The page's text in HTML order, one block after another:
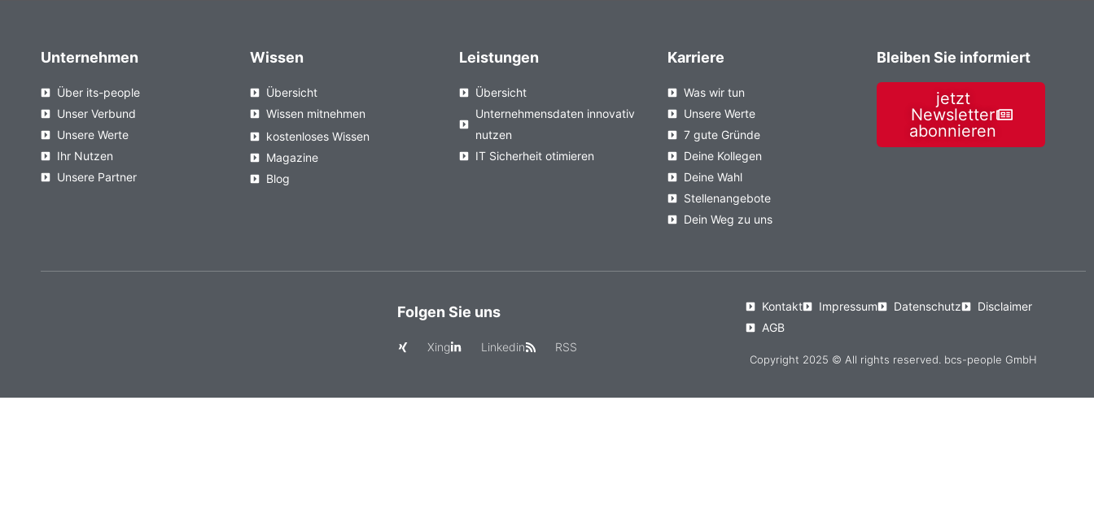
Unternehmen
Über its-people
Unser Verbund
Unsere Werte
Ihr Nutzen
Unsere Partner
Wissen
Übersicht
Wissen mitnehmen
kostenloses Wissen
Magazine
Blog
Leistungen
Übersicht
Unternehmensdaten innovativ
nutzen
IT Sicherheit otimieren
Karriere
Was wir tun
Unsere Werte
7 gute Gründe
Deine Kollegen
Deine Wahl
Stellenangebote
Dein Weg zu uns
Bleiben Sie informiert
jetzt
Newsletter
abonnieren
Folgen Sie uns
Xing Linkedin RSS
Kontakt Impressum Datenschutz
Disclaimer
AGB
Copyright 2025 © All rights reserved. bcs-people GmbH